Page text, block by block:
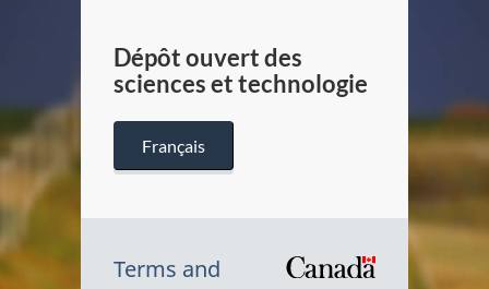
Dépôt ouvert des
sciences et technologie
Français
Terms and